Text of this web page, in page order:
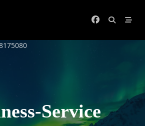
Service